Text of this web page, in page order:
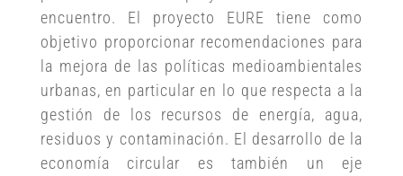
encuentro. El proyecto EURE tiene como
objetivo proporcionar recomendaciones para
la mejora de las políticas medioambientales
urbanas, en particular en lo que respecta a la
gestión de los recursos de energía, agua,
residuos y contaminación. El desarrollo de la
economía circular es también un eje